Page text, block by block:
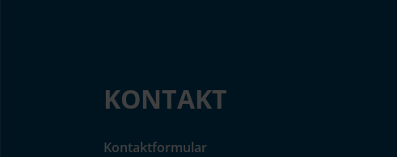
KONTAKT
Kontaktformular